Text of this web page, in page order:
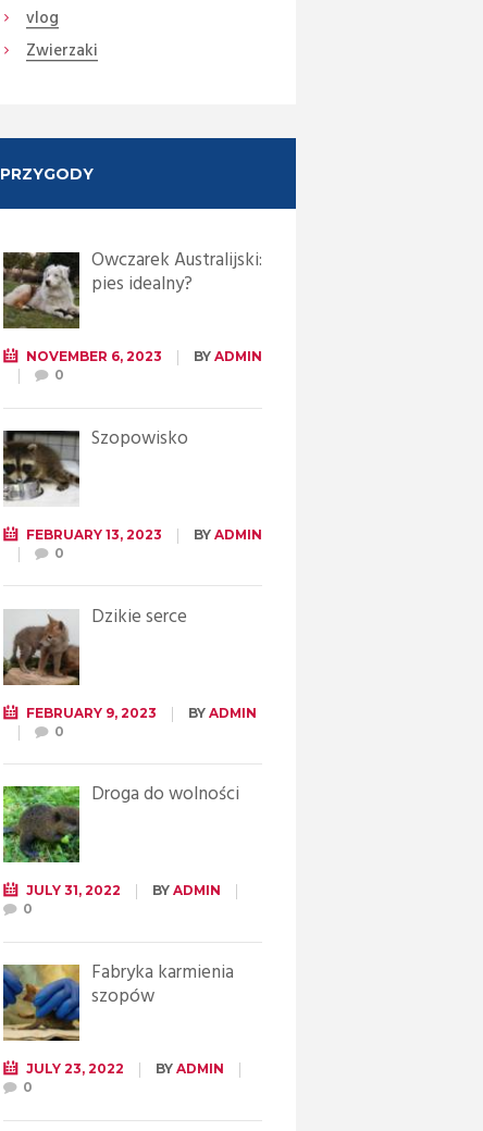
vlog
Zwierzaki
PRZYGODY
Owczarek Australijski:
pies idealny?
NOVEMBER 6, 2023 BY ADMIN
0
Szopowisko
FEBRUARY 13, 2023 BY ADMIN
0
Dzikie serce
FEBRUARY 9, 2023 BY ADMIN
0
Droga do wolności
JULY 31, 2022 BY ADMIN
0
Fabryka karmienia
szopów
JULY 23, 2022 BY ADMIN
0